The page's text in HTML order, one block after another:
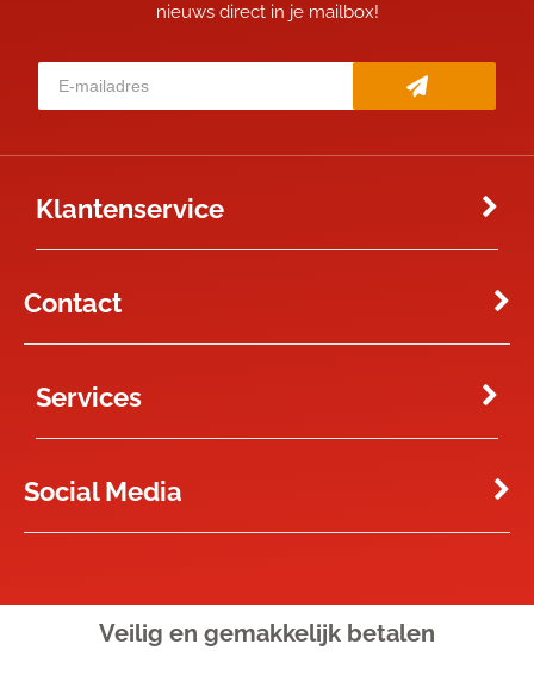
nieuws direct in je mailbox!
Klantenservice
Contact
Services
Social Media
Veilig en gemakkelijk betalen